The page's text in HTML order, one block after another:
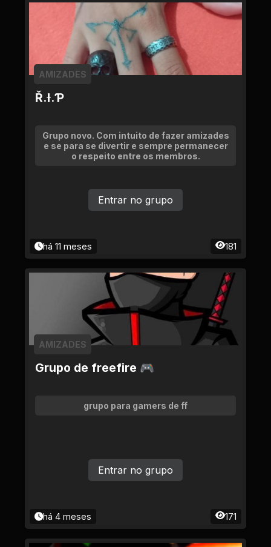
Ř.Ɨ.Ƥ
AMIZADES
Grupo novo. Com intuito de fazer amizades
e se para se divertir e sempre permanecer
o respeito entre os membros.
há 11 meses 181
Entrar no grupo
Grupo de freefire 🎮
AMIZADES
grupo para gamers de ff
há 4 meses 171
Entrar no grupo